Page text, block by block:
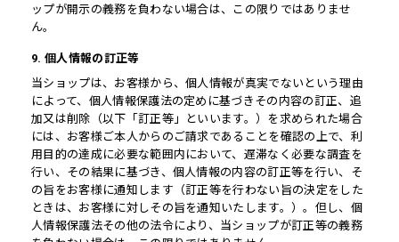
ップが開示の義務を負わない場合は、この限りではありませ
ん。
9. 個人情報の訂正等
当ショップは、お客様から、個人情報が真実でないという理由
によって、個人情報保護法の定めに基づきその内容の訂正、追
加又は削除（以下「訂正等」といいます。）を求められた場合
には、お客様ご本人からのご請求であることを確認の上で、利
用目的の達成に必要な範囲内において、遅滞なく必要な調査を
行い、その結果に基づき、個人情報の内容の訂正等を行い、そ
の旨をお客様に通知します（訂正等を行わない旨の決定をした
ときは、お客様に対しその旨を通知いたします。）。但し、個
人情報保護法その他の法令により、当ショップが訂正等の義務